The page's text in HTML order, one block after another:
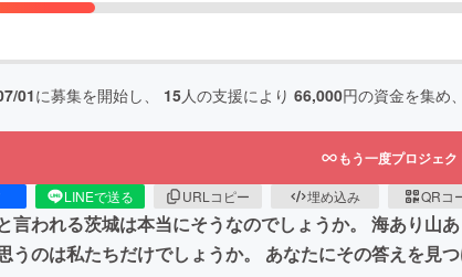
01に募集を開始し、 15人の支援により 66,000円の資金を集め、
もう一度プロジェ
LINEで送る URLコピー 埋め込み QRコ
言われる茨城は本当にそうなのでしょうか。 海あり山
うのは私たちだけでしょうか。 あなたにその答えを見